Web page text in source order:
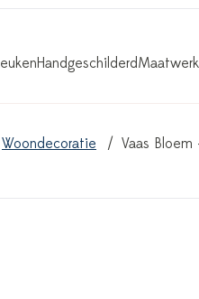
HandgeschilderdMaatwerk
Woondecoratie Vaas